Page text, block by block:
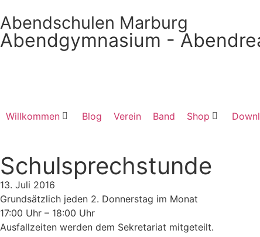
Abendschulen Marburg
Abendgymnasium -
Willkommen Blog Verein Band Shop
Schulsprechstunde
13. Juli 2016
Grundsätzlich jeden 2. Donnerstag im Monat
17:00 Uhr – 18:00 Uhr
Ausfallzeiten werden dem Sekretariat mitgeteilt.